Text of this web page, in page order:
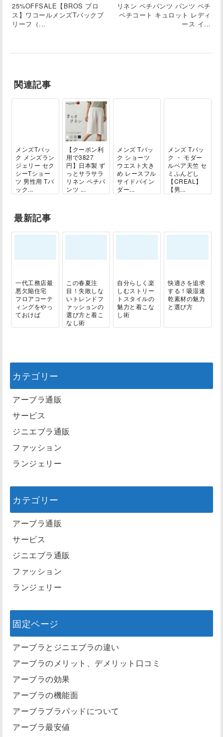
25%OFFSALE【BROS ブロ
ス】ワコールメンズTバックブ
リーフ（...
リネン ペチパンツ パンツ ペチ
ペチコート キュロット レディ
ース イ...
関連記事
メンズTバッ
ク メンズラン
ジェリー セク
シーTショー
ツ 男性用 Tバ
ック...
【クーポン利
用で3827
円】日本製 ず
っとサラサラ
リネン ペチパ
ンツ ...
メンズ Tバッ
ク ショーツ
ウエスト大き
め レースフル
サイドバイン
ダー...
メンズ Tバッ
ク ・ モダー
ルベア天竺 セ
ミふんどし
【CREAL】
【男...
最新記事
一代工務店最
悪欠陥住宅
フロアコーテ
ィングをやっ
ておけば
この春夏注
目！失敗しな
いトレンドフ
ァッションの
選び方と着こ
なし術
自分らしく楽
しむストリー
トスタイルの
魅力と着こな
し術
快適さを追求
する！吸湿速
乾素材の魅力
と選び方
カテゴリー
アーブラ通販
サービス
ジニエブラ通販
ファッション
ランジェリー
カテゴリー
アーブラ通販
サービス
ジニエブラ通販
ファッション
ランジェリー
固定ページ
アーブラとジニエブラの違い
アーブラのメリット、デメリット口コミ
アーブラの効果
アーブラの機能面
アーブラブラパッドについて
アーブラ最安値